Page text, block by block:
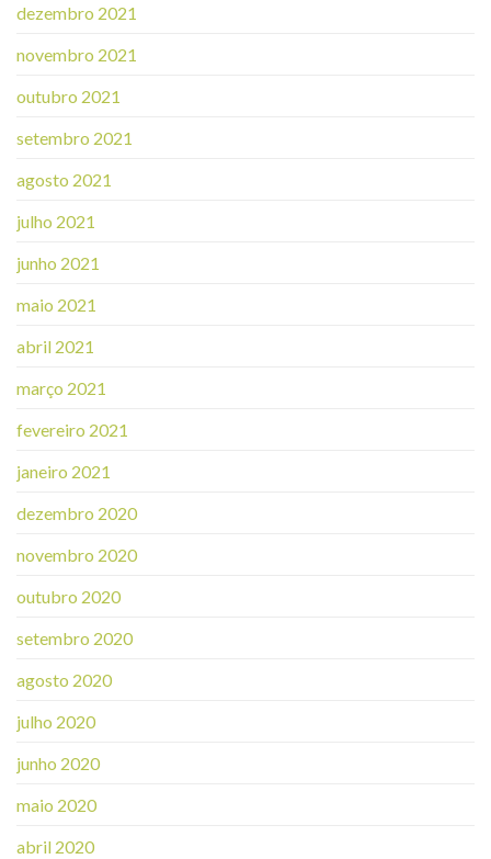
dezembro 2021
novembro 2021
outubro 2021
setembro 2021
agosto 2021
julho 2021
junho 2021
maio 2021
abril 2021
março 2021
fevereiro 2021
janeiro 2021
dezembro 2020
novembro 2020
outubro 2020
setembro 2020
agosto 2020
julho 2020
junho 2020
maio 2020
abril 2020